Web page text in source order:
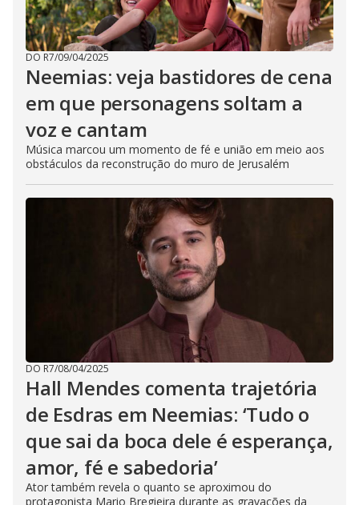
DO R7/09/04/2025
Neemias: veja bastidores de cena
em que personagens soltam a
voz e cantam
Música marcou um momento de fé e união em meio aos
obstáculos da reconstrução do muro de Jerusalém
DO R7/08/04/2025
Hall Mendes comenta trajetória
de Esdras em Neemias: ‘Tudo o
que sai da boca dele é esperança,
amor, fé e sabedoria’
Ator também revela o quanto se aproximou do
protagonista Mario Bregieira durante as gravações da